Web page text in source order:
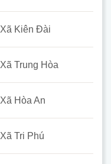
Xã Kiên Đài
Xã Trung Hòa
Xã Hòa An
Xã Tri Phú